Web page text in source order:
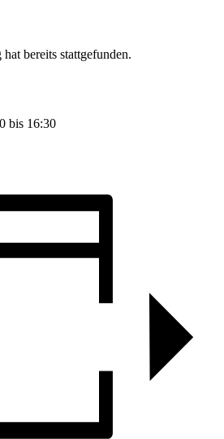
bereits stattgefunden.
bis 16:30